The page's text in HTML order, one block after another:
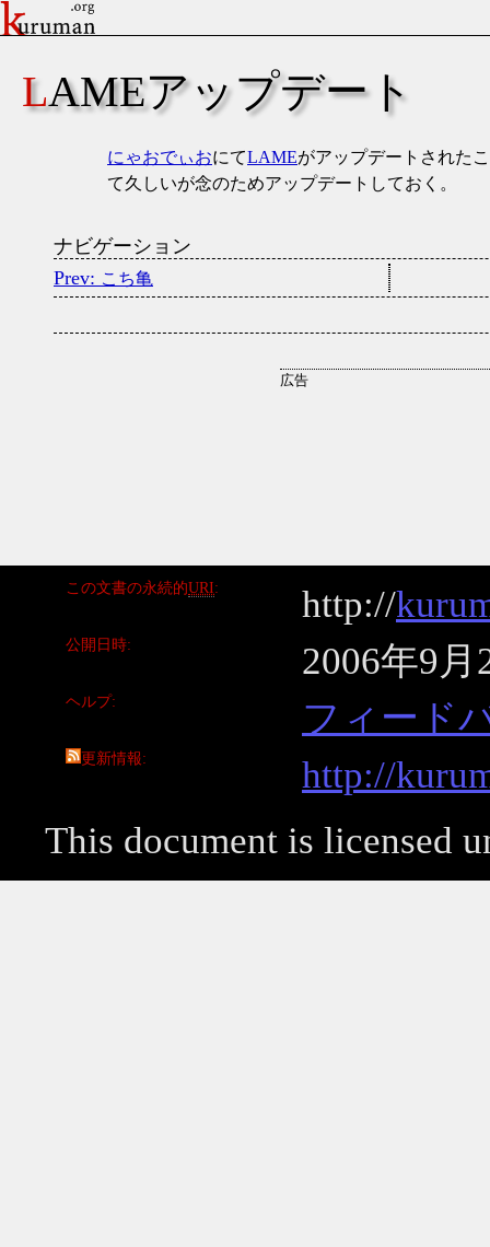
LAMEアップデート
にゃおでぃおにてLAMEがアップデートされた
て久しいが念のためアップデートしておく。
ナビゲーション
こち亀
この文書の永続的URI http://
公開日時 2006年9
ヘルプ フィード
更新情報
http://
This document is licensed